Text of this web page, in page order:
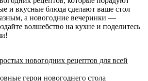
и вкусные блюда сделают ваше стол
а новогодние вечеринки —
волшебство на кухне и поделитесь
новогодних рецептов для всей
герои новогоднего стола